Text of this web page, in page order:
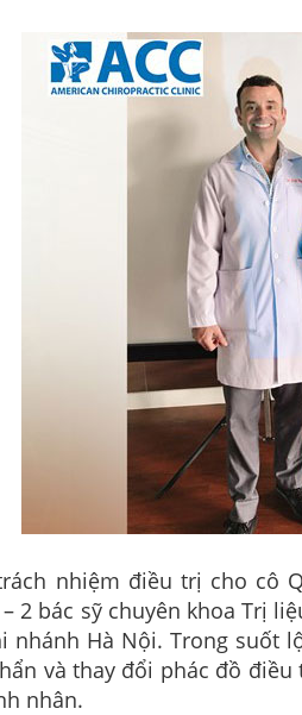
nhiệm điều trị cho cô
2 bác sỹ chuyên khoa Trị
nhánh Hà Nội. Trong suốt
và thay đổi phác đồ
nhân.